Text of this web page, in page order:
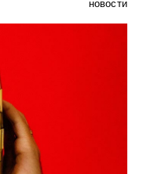
новости